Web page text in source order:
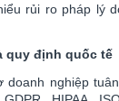
rủi ro pháp lý
quy định quốc tế
doanh nghiệp